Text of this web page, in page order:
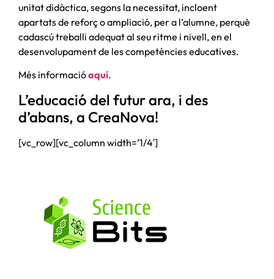
unitat didàctica, segons la necessitat, incloent
apartats de reforç o ampliació, per a l’alumne, perquè
cadascú treballi adequat al seu ritme i nivell, en el
desenvolupament de les competències educatives.
Més informacióaquí.
L’educació del futur ara, i des
d’abans, a CreaNova!
[vc_row][vc_column width=’1/4′]